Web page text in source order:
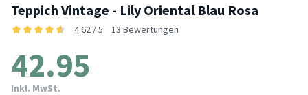
Teppich Vintage - Lily Oriental Blau Rosa
4.62 / 5 13 Bewertungen
42.95
Inkl. MwSt.